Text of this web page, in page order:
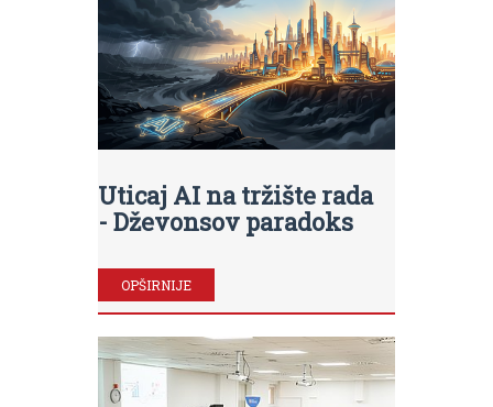
Uticaj AI na tržište rada
- Dževonsov paradoks
OPŠIRNIJE